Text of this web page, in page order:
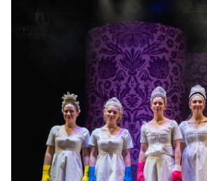
Stolz und Vorurteil* (*oder
Sa. 23.01.2027
18:00–20:35 Uhr